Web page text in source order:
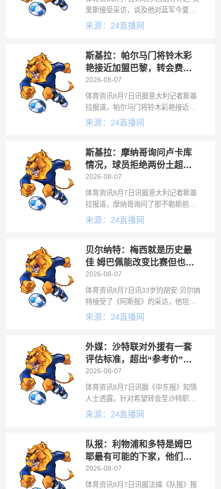
里斯接受采访，谈及他对蓝军今夏引
援的看法。在被问及他最想看到切尔
尔科拉，当初我们能够签下罗杰斯，
这
来源：24直播网
斯基拉：帕尔马门将铃木彩
艳接近加盟巴黎，转会费
3600万欧元
2026-08-07
体育资讯8月7日讯据意大利记者斯基
拉报道，帕尔马门将铃木彩艳接近加
盟巴黎。斯基拉透露，铃木彩艳距离
的合同。铃木彩艳与帕尔马的合同2
来源：24直播网
斯基拉：摩纳哥询问卢卡库
情况，球员拒绝两份土超报
价
2026-08-07
体育资讯8月7日讯据意大利记者斯基
拉报道，摩纳哥询问了那不勒斯前锋
卢卡库的情况。根据此前媒体的报
了两份来自土超俱乐部的报价，摩纳
哥询问了他
来源：24直播网
贝尔纳特：梅西就是历史最
佳 姆巴佩能改变比赛但也许
有点自我
2026-08-07
体育资讯8月7日讯33岁的胡安·贝尔纳
特接受了《阿斯报》的采访，他坦诚
地回顾了自己的职业生涯。贝尔纳特
雷亚尔。如今，这名西班牙边后卫表
示希望
来源：24直播网
外媒：沙特联对外援有一套
评估标准，超出“参考价”的
球队自己掏
2026-08-07
体育资讯8月7日讯据《中东报》知情
人士透露，针对希望转会至沙特职业
联赛俱乐部的目标外籍球员，其评估
消息的披露，正值部分俱乐部对沙特
职业联赛
来源：24直播网
队报：利物浦和多特是姆巴
耶最有可能的下家，他们已
展示各自规划
2026-08-07
体育资讯8月7日讯据法媒《队报》报